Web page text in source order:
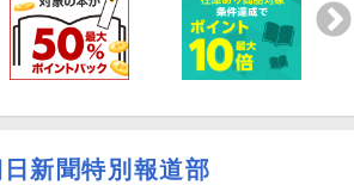
新聞特別報道部